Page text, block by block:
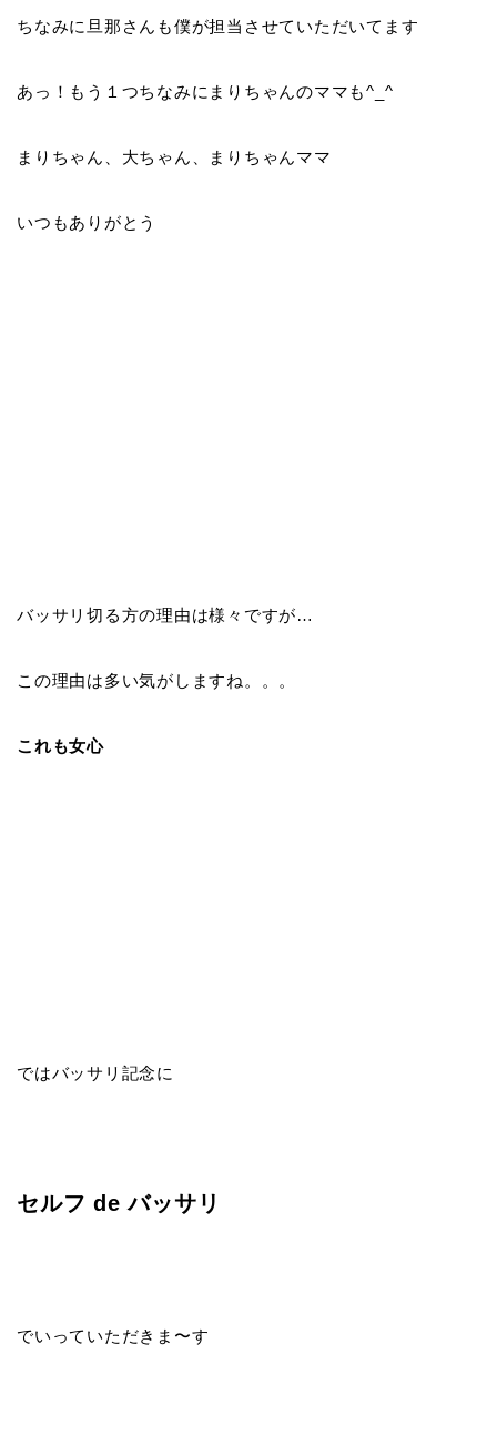
ちなみに旦那さんも僕が担当させていただいてます
あっ！もう１つちなみにまりちゃんのママも^_^
まりちゃん、大ちゃん、まりちゃんママ
いつもありがとう
バッサリ切る方の理由は様々ですが…
この理由は多い気がしますね。。。
これも女心
ではバッサリ記念に
セルフ de バッサリ
でいっていただきま〜す